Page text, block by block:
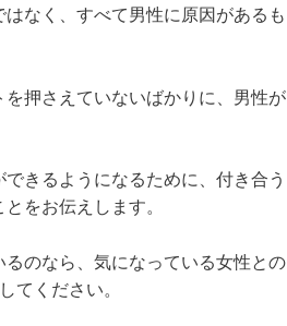
なく、すべて男性に原因があるも
押さえていないばかりに、男性が
きるようになるために、付き合う
をお伝えします。
のなら、気になっている女性との
てください。